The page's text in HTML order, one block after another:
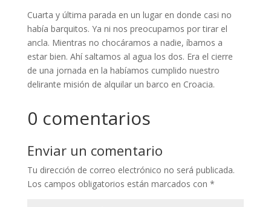
Cuarta y última parada en un lugar en donde casi no
había barquitos. Ya ni nos preocupamos por tirar el
ancla. Mientras no chocáramos a nadie, íbamos a
estar bien. Ahí saltamos al agua los dos. Era el cierre
de una jornada en la habíamos cumplido nuestro
delirante misión de alquilar un barco en Croacia.
0 comentarios
Enviar un comentario
Tu dirección de correo electrónico no será publicada.
Los campos obligatorios están marcados con *